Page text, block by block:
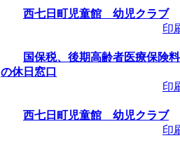
西七日町児童館 幼児クラブ
印
国保税、後期高齢者医療保険料
の休日窓口
印
西七日町児童館 幼児クラブ
印